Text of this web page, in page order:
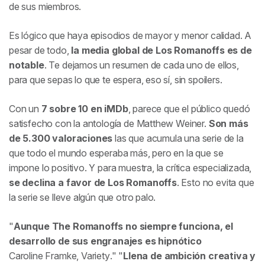
de sus miembros.
Es lógico que haya episodios de mayor y menor calidad. A
pesar de todo, la media global de Los Romanoffs es de
notable. Te dejamos un resumen de cada uno de ellos,
para que sepas lo que te espera, eso sí, sin spoilers.
Con un 7 sobre 10 en iMDb, parece que el público quedó
satisfecho con la antología de Matthew Weiner. Son más
de 5.300 valoraciones las que acumula una serie de la
que todo el mundo esperaba más, pero en la que se
impone lo positivo. Y para muestra, la crítica especializada,
se declina a favor de Los Romanoffs. Esto no evita que
la serie se lleve algún que otro palo.
Aunque The Romanoffs no siempre funciona, el
desarrollo de sus engranajes es hipnótico
Caroline Framke,Variety.
Llena de ambición creativa y